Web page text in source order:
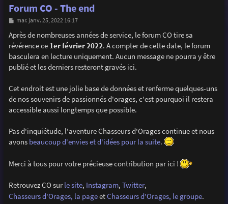
Forum CO - The end
M
s
s
a
e
mar. janv. 25, 2022 16:17
Après de nombreuses années de service, le forum CO tire sa
révérence ce 1er février 2022. A compter de cette date, le forum
basculera en lecture uniquement. Aucun message ne pourra y être
publié et les derniers resteront gravés ici.
Cet endroit est une jolie base de données et renferme quelques-uns
de nos souvenirs de passionnés d'orages, c'est pourquoi il restera
accessible aussi longtemps que possible.
Pas d'inquiétude, l'aventure Chasseurs d'Orages continue et nous
avons beaucoup d'envies et d'idées pour la suite.
Merci à tous pour votre précieuse contribution par ici !
Retrouvez CO surle site, Instagram, Twitter,
Chasseurs d'Orages, la pageetChasseurs d'Orages, le groupe.